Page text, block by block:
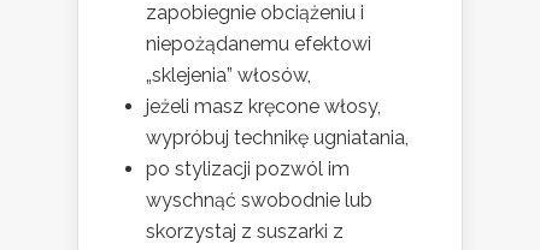
zapobiegnie obciążeniu i
niepożądanemu efektowi
„sklejenia” włosów,
jeżeli masz kręcone włosy,
wypróbuj technikę ugniatania,
po stylizacji pozwól im
wyschnąć swobodnie lub
skorzystaj z suszarki z